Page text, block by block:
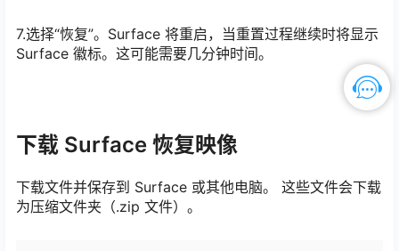
7.选择“恢复”。Surface 将重启，当重置过程继续时将显示
Surface 徽标。这可能需要几分钟时间。
下载 Surface 恢复映像
下载文件并保存到 Surface 或其他电脑。 这些文件会下载
为压缩文件夹（.zip 文件）。